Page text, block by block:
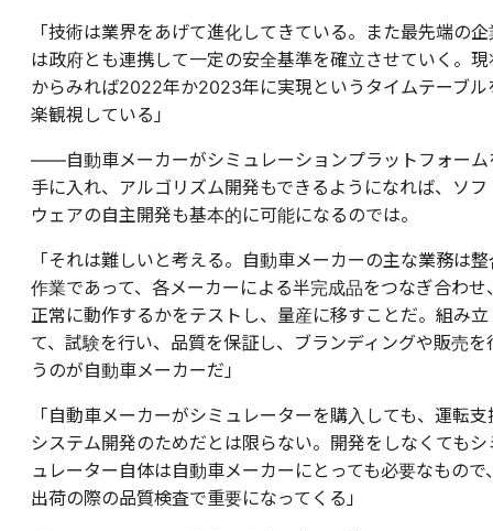
「技術は業界をあげて進化してきている。また最先端の企
は政府とも連携して一定の安全基準を確立させていく。現
からみれば2022年か2023年に実現というタイムテーブル
楽観視している」
――自動車メーカーがシミュレーションプラットフォーム
手に入れ、アルゴリズム開発もできるようになれば、ソフ
ウェアの自主開発も基本的に可能になるのでは。
「それは難しいと考える。自動車メーカーの主な業務は整
作業であって、各メーカーによる半完成品をつなぎ合わせ
正常に動作するかをテストし、量産に移すことだ。組み立
て、試験を行い、品質を保証し、ブランディングや販売を
うのが自動車メーカーだ」
「自動車メーカーがシミュレーターを購入しても、運転支
システム開発のためだとは限らない。開発をしなくてもシ
ュレーター自体は自動車メーカーにとっても必要なもので
出荷の際の品質検査で重要になってくる」